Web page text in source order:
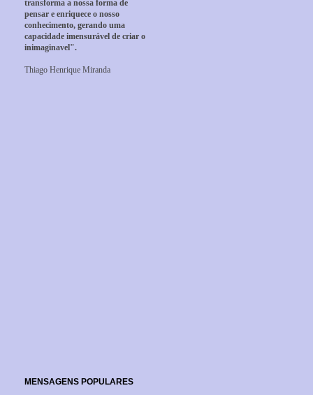
transforma a nossa forma de
pensar e enriquece o nosso
conhecimento, gerando uma
capacidade imensurável de criar o
inimaginavel".
Thiago Henrique Miranda
MENSAGENS POPULARES